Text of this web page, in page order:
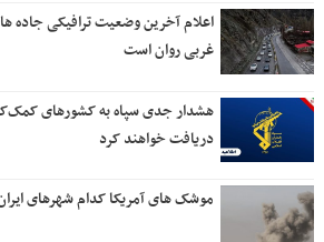
اعلام آخرین وضعیت ترافیکی جاده
غربی روان است
هشدار جدی سپاه به کشورهای
دریافت خواهند کرد
موشک های آمریکا کدام شهرهای